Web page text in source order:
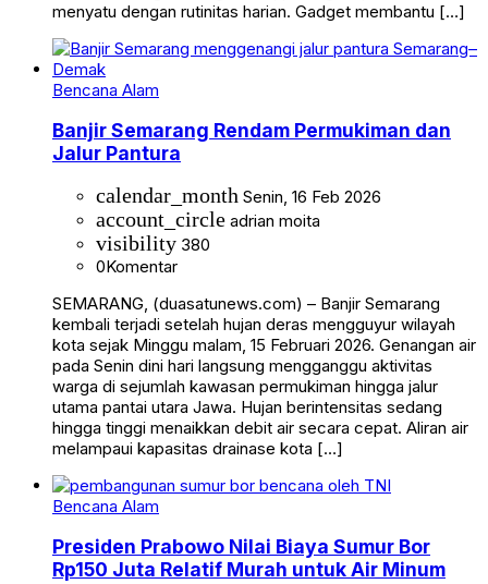
menyatu dengan rutinitas harian. Gadget membantu […]
Bencana Alam
Banjir Semarang Rendam Permukiman dan
Jalur Pantura
calendar_month Senin, 16 Feb 2026
account_circle adrian moita
visibility 380
0Komentar
SEMARANG, (duasatunews.com) – Banjir Semarang
kembali terjadi setelah hujan deras mengguyur wilayah
kota sejak Minggu malam, 15 Februari 2026. Genangan air
pada Senin dini hari langsung mengganggu aktivitas
warga di sejumlah kawasan permukiman hingga jalur
utama pantai utara Jawa. Hujan berintensitas sedang
hingga tinggi menaikkan debit air secara cepat. Aliran air
melampaui kapasitas drainase kota […]
Bencana Alam
Presiden Prabowo Nilai Biaya Sumur Bor
Rp150 Juta Relatif Murah untuk Air Minum